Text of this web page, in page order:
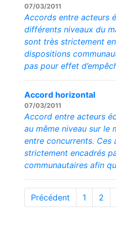
07/03/2011
Accords entre acteurs
différents niveaux du
sont très strictement
dispositions
pas pour effet
Accord horizontal
07/03/2011
Accord entre acteurs
au même niveau sur le
entre concurrents. Ces
strictement encadrés
communautaires afin
Précédent 1 2